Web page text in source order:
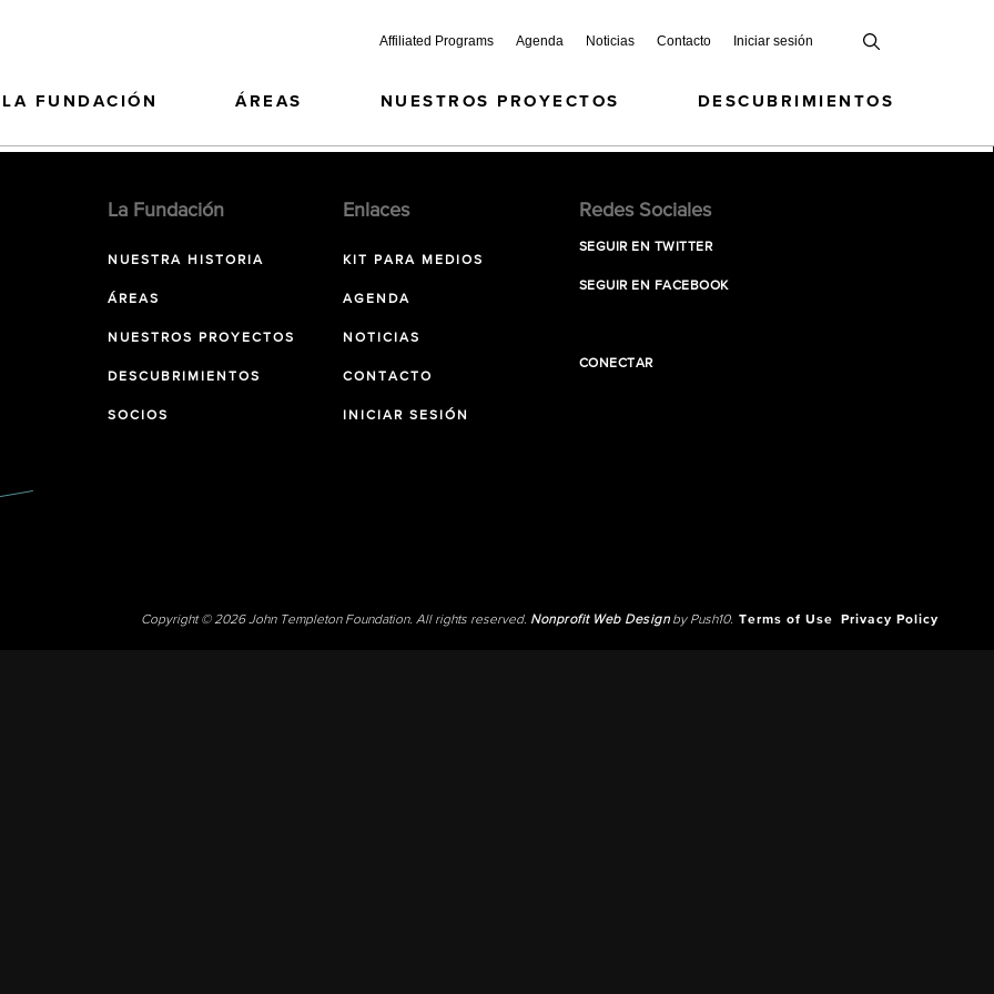
Affiliated Programs Agenda Noticias Contacto Iniciar sesión
LA FUNDACIÓN ÁREAS NUESTROS PROYECTOS DESCUBRIMIENTOS
La Fundación
NUESTRA HISTORIA
ÁREAS
NUESTROS PROYECTOS
DESCUBRIMIENTOS
SOCIOS
Enlaces
KIT PARA MEDIOS
AGENDA
NOTICIAS
CONTACTO
INICIAR SESIÓN
Redes Sociales
SEGUIR EN TWITTER
SEGUIR EN FACEBOOK
CONECTAR
Copyright © 2026 John Templeton Foundation. All rights reserved. Nonprofit Web Designby Push10. Terms of Use Privacy Policy